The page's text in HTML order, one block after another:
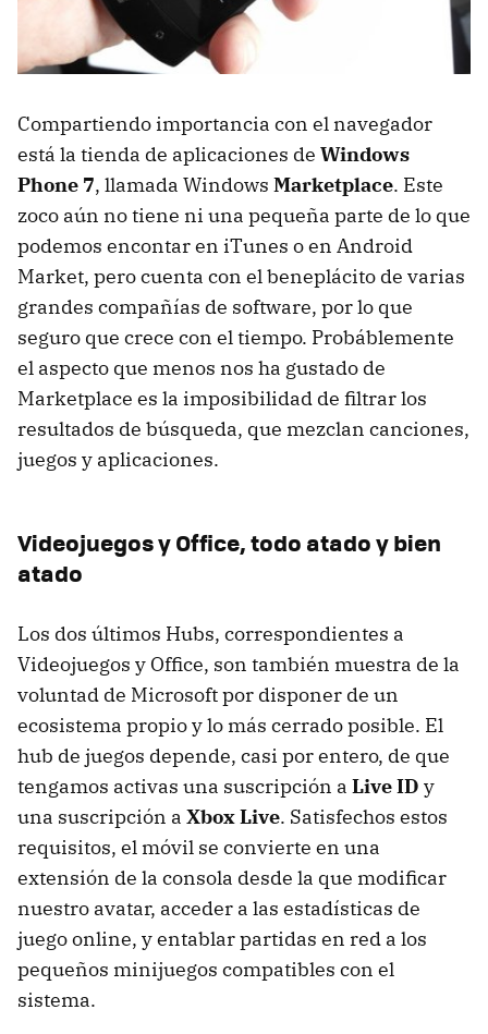
Compartiendo importancia con el navegador
está la tienda de aplicaciones de Windows
Phone 7, llamada Windows Marketplace. Este
zoco aún no tiene ni una pequeña parte de lo que
podemos encontar en iTunes o en Android
Market, pero cuenta con el beneplácito de varias
grandes compañías de software, por lo que
seguro que crece con el tiempo. Probáblemente
el aspecto que menos nos ha gustado de
Marketplace es la imposibilidad de filtrar los
resultados de búsqueda, que mezclan canciones,
juegos y aplicaciones.
Videojuegos y Office, todo atado y bien
atado
Los dos últimos Hubs, correspondientes a
Videojuegos y Office, son también muestra de la
voluntad de Microsoft por disponer de un
ecosistema propio y lo más cerrado posible. El
hub de juegos depende, casi por entero, de que
tengamos activas una suscripción a Live ID y
una suscripción a Xbox Live. Satisfechos estos
requisitos, el móvil se convierte en una
extensión de la consola desde la que modificar
nuestro avatar, acceder a las estadísticas de
juego online, y entablar partidas en red a los
pequeños minijuegos compatibles con el
sistema.